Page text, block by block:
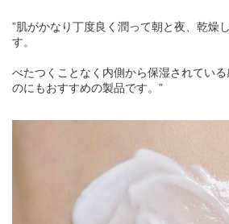
”肌がかなり丁度良く潤って朝と夜、乾燥
す。
べたつくことなく内側から保湿されてい
のにもおすすめの製品です。”